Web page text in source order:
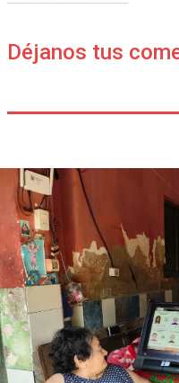
Déjanos tus